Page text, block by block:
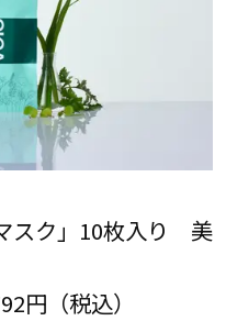
スク」10枚入り 美
円（税込）